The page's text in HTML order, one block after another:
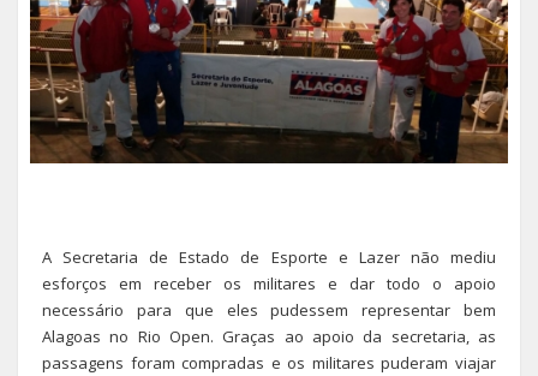
A Secretaria de Estado de Esporte e Lazer não mediu
esforços em receber os militares e dar todo o apoio
necessário para que eles pudessem representar bem
Alagoas no Rio Open. Graças ao apoio da secretaria, as
passagens foram compradas e os militares puderam viajar